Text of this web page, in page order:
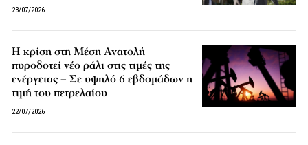
23/07/2026
Η κρίση στη Μέση Ανατολή
πυροδοτεί νέο ράλι στις τιμές της
ενέργειας – Σε υψηλό 6 εβδομάδων η
τιμή του πετρελαίου
22/07/2026